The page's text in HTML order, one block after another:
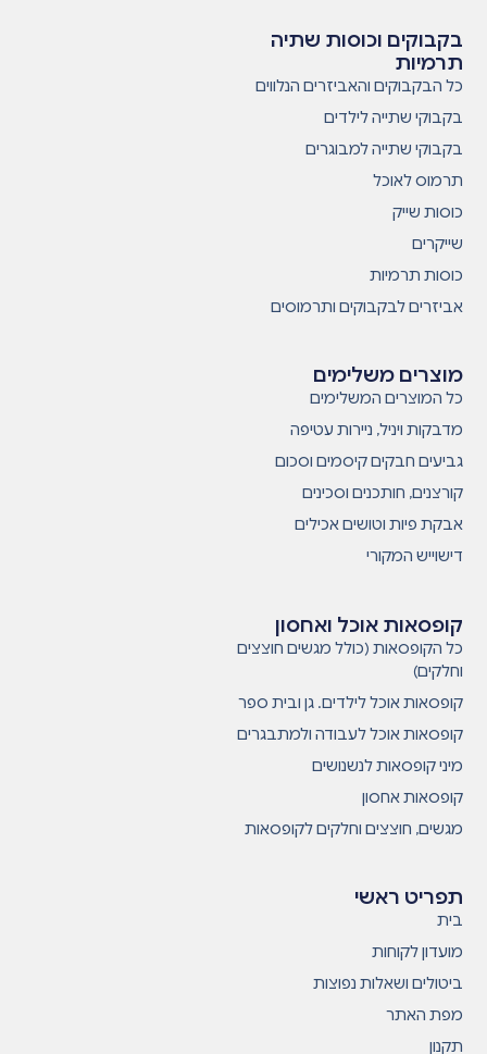
תפריט ראשי
בית
מועדון לקוחות
ביטולים ושאלות נפוצות
מפת האתר
תקנון
קופסאות אוכל ואחסון
כל הקופסאות (כולל מגשים חוצצים
וחלקים)
קופסאות אוכל לילדים. גן ובית ספר
קופסאות אוכל לעבודה ולמתבגרים
מיני קופסאות לנשנושים
קופסאות אחסון
מגשים, חוצצים וחלקים לקופסאות
מוצרים משלימים
כל המוצרים המשלימים
מדבקות ויניל, ניירות עטיפה
גביעים חבקים קיסמים וסכום
קורצנים, חותכנים וסכינים
אבקת פיות וטושים אכילים
דישוייש המקורי
בקבוקים וכוסות שתיה
תרמיות
כל הבקבוקים והאביזרים הנלווים
בקבוקי שתייה לילדים
בקבוקי שתייה למבוגרים
תרמוס לאוכל
כוסות שייק
שייקרים
כוסות תרמיות
אביזרים לבקבוקים ותרמוסים